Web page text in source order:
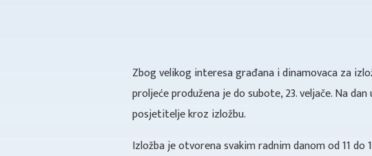
Zbog velikog interesa građana i dinamovaca za
proljeće produžena je do subote, 23. veljače. Na
posjetitelje kroz izložbu.
Izložba je otvorena svakim radnim danom od 11